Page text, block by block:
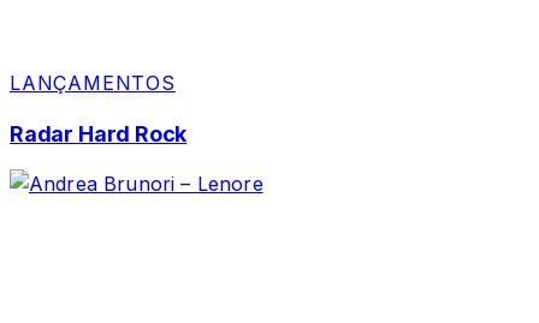
LANÇAMENTOS
Radar Hard Rock